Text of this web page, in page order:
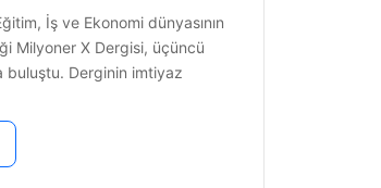
İş ve Ekonomi dünyasının
Milyoner X Dergisi, üçüncü
buluştu. Derginin imtiyaz